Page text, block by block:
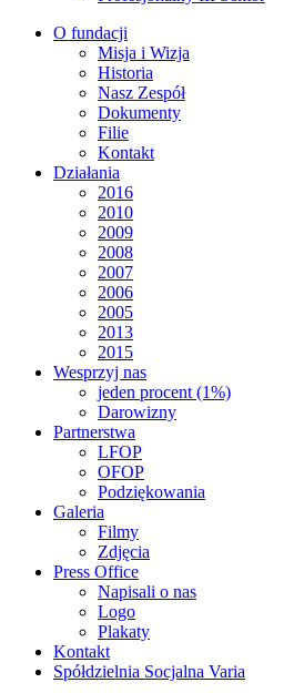
O fundacji
Misja i Wizja
Historia
Nasz Zespół
Dokumenty
Filie
Kontakt
Działania
2016
2010
2009
2008
2007
2006
2005
2013
2015
Wesprzyj nas
jeden procent (1%)
Darowizny
Partnerstwa
LFOP
OFOP
Podziękowania
Galeria
Filmy
Zdjęcia
Press Office
Napisali o nas
Logo
Plakaty
Kontakt
Spółdzielnia Socjalna Varia